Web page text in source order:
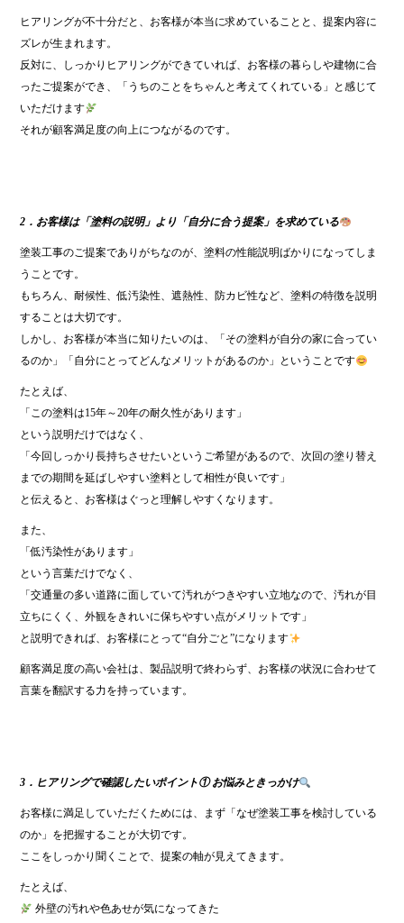
ヒアリングが不十分だと、お客様が本当に求めていることと、提案内容に
ズレが生まれます。
反対に、しっかりヒアリングができていれば、お客様の暮らしや建物に合
ったご提案ができ、「うちのことをちゃんと考えてくれている」と感じて
いただけます
それが顧客満足度の向上につながるのです。
2．お客様は「塗料の説明」より「自分に合う提案」を求めている
塗装工事のご提案でありがちなのが、塗料の性能説明ばかりになってしま
うことです。
もちろん、耐候性、低汚染性、遮熱性、防カビ性など、塗料の特徴を説明
することは大切です。
しかし、お客様が本当に知りたいのは、「その塗料が自分の家に合ってい
るのか」「自分にとってどんなメリットがあるのか」ということです
たとえば、
「この塗料は15年～20年の耐久性があります」
という説明だけではなく、
「今回しっかり長持ちさせたいというご希望があるので、次回の塗り替え
までの期間を延ばしやすい塗料として相性が良いです」
と伝えると、お客様はぐっと理解しやすくなります。
また、
「低汚染性があります」
という言葉だけでなく、
「交通量の多い道路に面していて汚れがつきやすい立地なので、汚れが目
立ちにくく、外観をきれいに保ちやすい点がメリットです」
と説明できれば、お客様にとって“自分ごと”になります
顧客満足度の高い会社は、製品説明で終わらず、お客様の状況に合わせて
言葉を翻訳する力を持っています。
3．ヒアリングで確認したいポイント① お悩みときっかけ
お客様に満足していただくためには、まず「なぜ塗装工事を検討している
のか」を把握することが大切です。
ここをしっかり聞くことで、提案の軸が見えてきます。
たとえば、
外壁の汚れや色あせが気になってきた